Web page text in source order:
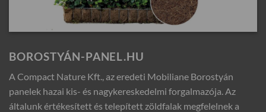
BOROSTYÁN-PANEL.HU
A Compact Nature Kft., az eredeti Mobiliane Borostyán
panelek hazai kis- és nagykereskedelmi forgalmazója. Az
általunk értékesített és telepített zöldfalak megfelelnek a